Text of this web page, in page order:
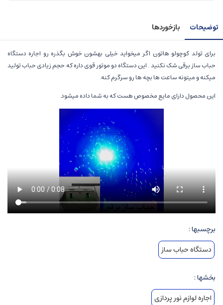
توضیحات بازخوردها
برای تولد کوچولو هاتون اگر میخواید خیلی بهشون خوش بگذره رو اجاره دستگاه
حباب ساز برقی شک نکنید . این دستگاه دو موتور قوی داره که حجم زیادی حباب تولید
میکنه و میتونه ساعت ها بچه ها رو سرگرم کنه.
این محصول دارای مایع مخصوص هست که به شما داده میشود.
برچسبها :
دستگاه حباب ساز
بخشها :
اجاره لوازم نور پردازی